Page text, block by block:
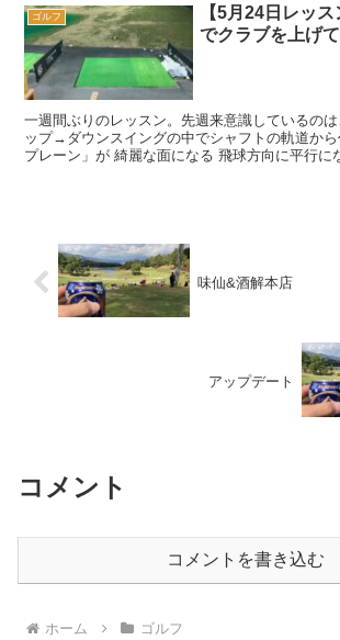
ゴルフ
【5月24日レッ
でクラブを上げ
一週間ぶりのレッスン。先週来意識しているの
ップ→ダウンスイングの中でシャフトの軌道か
プレーン」が 綺麗な面になる 飛球方向に平行になる ように体・クラ
味仙&酒解本店
アップデート
コメント
コメントを書き込む
ホーム ゴルフ